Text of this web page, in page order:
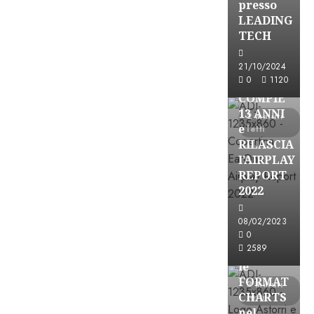
presso
LEADING
TECH
21/10/2024
0
1120
2 minuti
letti
Partnership
EARONE
COMPIE
13 ANNI
e
RILASCIA
l’AIRPLAY
REPORT
2022
08/02/2023
0
2589
3 minuti
letti
Partnership
le
FORMAT
CHARTS